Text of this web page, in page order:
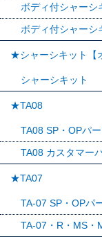
ボディ付シャーシ
ボディ付シャーシ
★シャーシキット【
シャーシキット
★TA08
TA08 SP・OPパ
TA08 カスタマー
★TA07
TA-07 SP・OPパ
TA-07・R・MS・